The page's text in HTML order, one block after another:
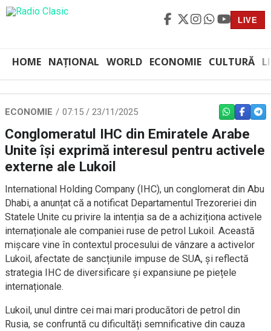
LIVE
HOME NAȚIONAL WORLD ECONOMIE CULTURĂ
ECONOMIE 07:15 / 23/11/2025 WHATSAPP
Conglomeratul IHC din Emiratele Arabe
Unite îşi exprimă interesul pentru activele
externe ale Lukoil
International Holding Company (IHC), un conglomerat din Abu
Dhabi, a anunțat că a notificat Departamentul Trezoreriei din
Statele Unite cu privire la intenția sa de a achiziționa activele
internaționale ale companiei ruse de petrol Lukoil. Această
mișcare vine în contextul procesului de vânzare a activelor
Lukoil, afectate de sancțiunile impuse de SUA, și reflectă
strategia IHC de diversificare și expansiune pe piețele
internaționale.
Lukoil, unul dintre cei mai mari producători de petrol din
Rusia, se confruntă cu dificultăți semnificative din cauza